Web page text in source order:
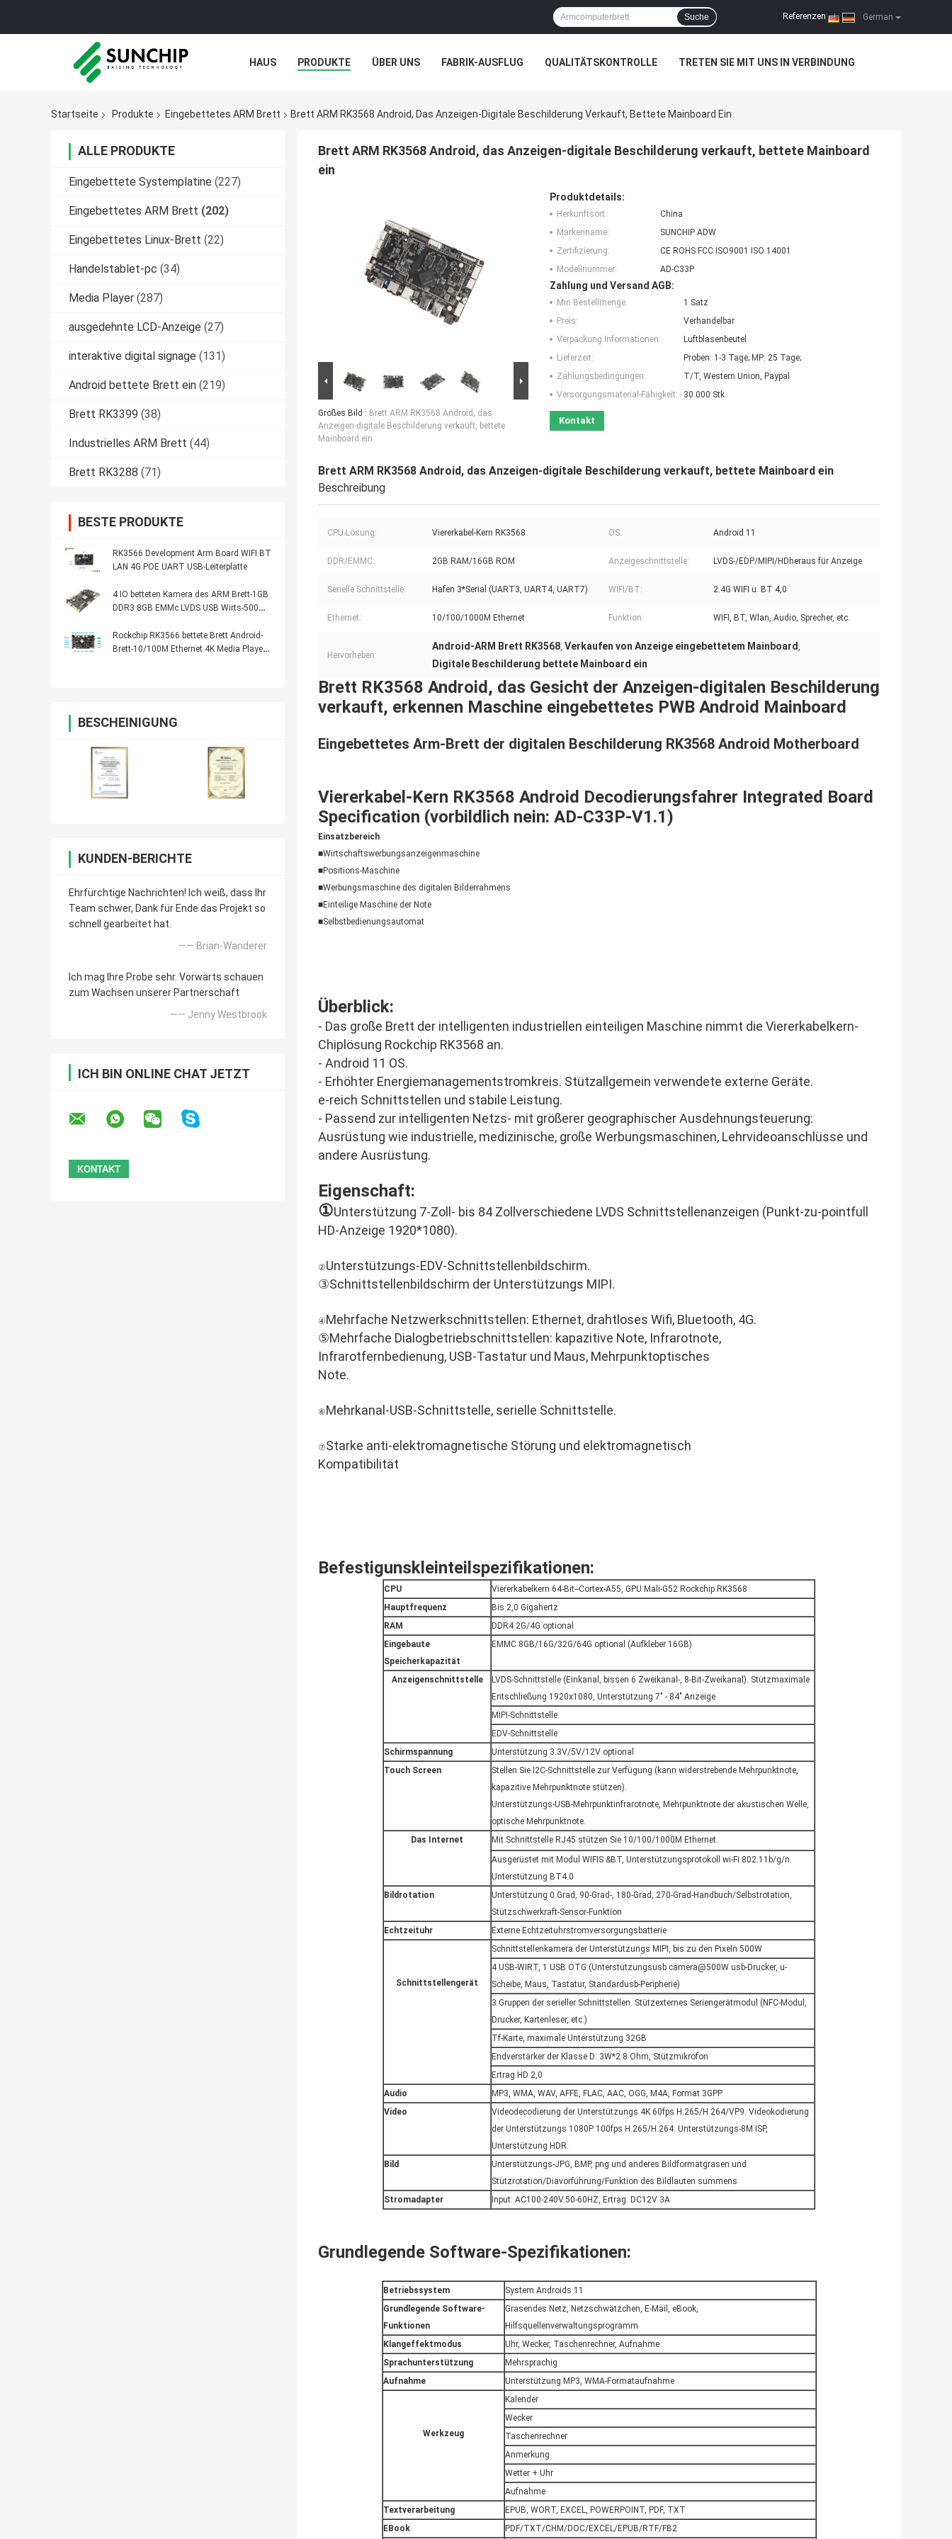
German
Referenzen |
Suche
HAUS PRODUKTE ÜBER UNS FABRIK-AUSFLUG QUALITÄTSKONTROLLE TRETEN SIE MIT UNS IN VERBINDUNG
Startseite
Produkte Eingebettetes ARM Brett Brett ARM RK3568 Android, Das Anzeigen-Digitale Beschilderung Verkauft, Bettete Mainboard Ein
ALLE PRODUKTE
Eingebettete Systemplatine (227)
Eingebettetes ARM Brett (202)
Eingebettetes Linux-Brett (22)
Handelstablet-pc (34)
Media Player (287)
ausgedehnte LCD-Anzeige (27)
interaktive digital signage (131)
Android bettete Brett ein (219)
Brett RK3399 (38)
Industrielles ARM Brett (44)
Brett RK3288 (71)
BESTE PRODUKTE
RK3566 Development Arm Board WIFI BT
LAN 4G POE UART USB-Leiterplatte
4 IO betteten Kamera des ARM Brett-1GB
DDR3 8GB EMMc LVDS USB Wirts-500W
Rockchip RK3566 bettete Brett Android-
Brett-10/100M Ethernet 4K Media Player
BESCHEINIGUNG
KUNDEN-BERICHTE
Ehrfürchtige Nachrichten! Ich weiß, dass Ihr
Team schwer, Dank für Ende das Projekt so
schnell gearbeitet hat.
—— Brian-Wanderer
Ich mag Ihre Probe sehr. Vorwärts schauen
zum Wachsen unserer Partnerschaft
—— Jenny Westbrook
ICH BIN ONLINE CHAT JETZT
Brett ARM RK3568 Android, das Anzeigen-digitale Beschilderung verkauft, bettete Mainboard
ein
Großes Bild : Brett ARM RK3568 Android, das
Anzeigen-digitale Beschilderung verkauft, bettete
Mainboard ein
Produktdetails:
Herkunftsort:
China
Markenname:
SUNCHIP ADW
Zertifizierung:
CE ROHS FCC ISO9001 ISO 14001
Modellnummer:
AD-C33P
Zahlung und Versand AGB:
Min Bestellmenge:
1 Satz
Preis:
Verhandelbar
Verpackung Informationen:
Luftblasenbeutel
Lieferzeit:
Proben: 1-3 Tage; MP: 25 Tage;
Zahlungsbedingungen:
T/T, Western Union, Paypal
Versorgungsmaterial-Fähigkeit:
30.000 Stk
Kontakt
Brett ARM RK3568 Android, das Anzeigen-digitale Beschilderung verkauft, bettete Mainboard ein
Beschreibung
CPU-Lösung: Viererkabel-Kern RK3568 OS: Android 11
DDR/EMMC: 2GB RAM/16GB ROM Anzeigeschnittstelle: LVDS-/EDP/MIPI/HDheraus für Anzeige
Serielle Schnittstelle: Hafen 3*Serial (UART3, UART4, UART7) WIFI/BT: 2.4G WIFI u. BT 4,0
Ethernet: 10/100/1000M Ethernet Funktion: WIFI, BT, Wlan, Audio, Sprecher, etc.
Hervorheben:
Android-ARM Brett RK3568, Verkaufen von Anzeige eingebettetem Mainboard,
Digitale Beschilderung bettete Mainboard ein
Brett RK3568 Android, das Gesicht der Anzeigen-digitalen Beschilderung
verkauft, erkennen Maschine eingebettetes PWB Android Mainboard
Eingebettetes Arm-Brett der digitalen Beschilderung RK3568 Android Motherboard
Viererkabel-Kern RK3568 Android Decodierungsfahrer Integrated Board
Specification (vorbildlich nein: AD-C33P-V1.1)
Einsatzbereich
■Wirtschaftswerbungsanzeigenmaschine
■Positions-Maschine
■Werbungsmaschine des digitalen Bilderrahmens
■Einteilige Maschine der Note
■Selbstbedienungsautomat
Überblick:
- Das große Brett der intelligenten industriellen einteiligen Maschine nimmt die Viererkabelkern-
Chiplösung Rockchip RK3568 an.
- Android 11 OS.
- Erhöhter Energiemanagementstromkreis. Stützallgemein verwendete externe Geräte.
e-reich Schnittstellen und stabile Leistung.
- Passend zur intelligenten Netzs- mit größerer geographischer Ausdehnungsteuerung:
Ausrüstung wie industrielle, medizinische, große Werbungsmaschinen, Lehrvideoanschlüsse und
andere Ausrüstung.
Eigenschaft:
①Unterstützung 7-Zoll- bis 84 Zollverschiedene LVDS Schnittstellenanzeigen (Punkt-zu-pointfull
HD-Anzeige 1920*1080).
②Unterstützungs-EDV-Schnittstellenbildschirm.
③Schnittstellenbildschirm der Unterstützungs MIPI.
④Mehrfache Netzwerkschnittstellen: Ethernet, drahtloses Wifi, Bluetooth, 4G.
⑤Mehrfache Dialogbetriebschnittstellen: kapazitive Note, Infrarotnote,
Infrarotfernbedienung, USB-Tastatur und Maus, Mehrpunktoptisches
Note.
⑥Mehrkanal-USB-Schnittstelle, serielle Schnittstelle.
⑦Starke anti-elektromagnetische Störung und elektromagnetisch
Kompatibilität
Befestigunskleinteilspezifikationen:
CPU
Viererkabelkern 64-Bit--Cortex-A55, GPU Mali-G52 Rockchip RK3568
Hauptfrequenz
Bis 2,0 Gigahertz
RAM
DDR4 2G/4G optional
Eingebaute
Speicherkapazität
EMMC 8GB/16G/32G/64G optional (Aufkleber 16GB)
Anzeigenschnittstelle
LVDS-Schnittstelle (Einkanal, bissen 6 Zweikanal-, 8-Bit-Zweikanal). Stützmaximale
Entschließung 1920x1080, Unterstützung 7" - 84" Anzeige
MIPI-Schnittstelle
EDV-Schnittstelle
Schirmspannung
Unterstützung 3.3V/5V/12V optional
Touch Screen
Stellen Sie I2C-Schnittstelle zur Verfügung (kann widerstrebende Mehrpunktnote,
kapazitive Mehrpunktnote stützen).
Unterstützungs-USB-Mehrpunktinfrarotnote, Mehrpunktnote der akustischen Welle,
optische Mehrpunktnote.
Das Internet
Mit Schnittstelle RJ45 stützen Sie 10/100/1000M Ethernet.
Ausgerüstet mit Modul WIFIS &BT, Unterstützungsprotokoll wi-Fi 802.11b/g/n.
Unterstützung BT4.0
Bildrotation
Unterstützung 0 Grad, 90-Grad-, 180-Grad, 270-Grad-Handbuch/Selbstrotation,
Stützschwerkraft-Sensor-Funktion
Echtzeituhr
Externe Echtzeituhrstromversorgungsbatterie
Schnittstellengerät
Schnittstellenkamera der Unterstützungs MIPI, bis zu den Pixeln 500W
4 USB-WIRT, 1 USB OTG (Unterstützungsusb camera@500W usb-Drucker, u-
Scheibe, Maus, Tastatur, Standardusb-Peripherie)
3 Gruppen der serieller Schnittstellen. Stützexternes Seriengerätmodul (NFC-Modul,
Drucker, Kartenleser, etc.)
Tf-Karte, maximale Unterstützung 32GB
Endverstärker der Klasse D: 3W*2 8 Ohm, Stützmikrofon
Ertrag HD 2,0
Audio
MP3, WMA, WAV, AFFE, FLAC, AAC, OGG, M4A, Format 3GPP
Video
Videodecodierung der Unterstützungs 4K 60fps H.265/H.264/VP9. Videokodierung
der Unterstützungs 1080P 100fps H.265/H.264. Unterstützungs-8M ISP,
Unterstützung HDR.
Bild
Unterstützungs-JPG, BMP, png und anderes Bildformatgrasen und
Stützrotation/Diavorführung/Funktion des Bildlauten summens
Stromadapter
Input: AC100-240V.50-60HZ, Ertrag: DC12V 3A
Grundlegende Software-Spezifikationen:
Betriebssystem
System Androids 11
Grundlegende Software-
Funktionen
Grasendes Netz, Netzschwätzchen, E-Mail, eBook,
Hilfsquellenverwaltungsprogramm
Klangeffektmodus
Uhr, Wecker, Taschenrechner, Aufnahme
Sprachunterstützung
Mehrsprachig
Aufnahme
Unterstützung MP3, WMA-Formataufnahme
Werkzeug
Kalender
Wecker
Taschenrechner
Anmerkung
Wetter + Uhr
Aufnahme
Textverarbeitung
EPUB, WORT, EXCEL, POWERPOINT, PDF, TXT
EBook
PDF/TXT/CHM/DOC/EXCEL/EPUB/RTF/FB2